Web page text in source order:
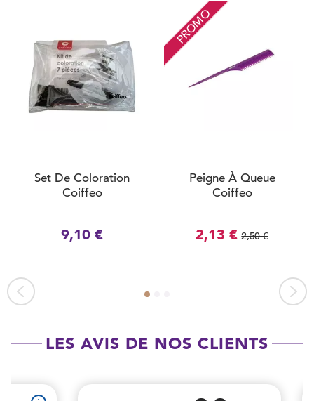
Set De Coloration
Coiffeo
9,10 €
PROMO
Peigne À Queue
Coiffeo
2,13 € 2,50 €
LES AVIS DE NOS CLIENTS